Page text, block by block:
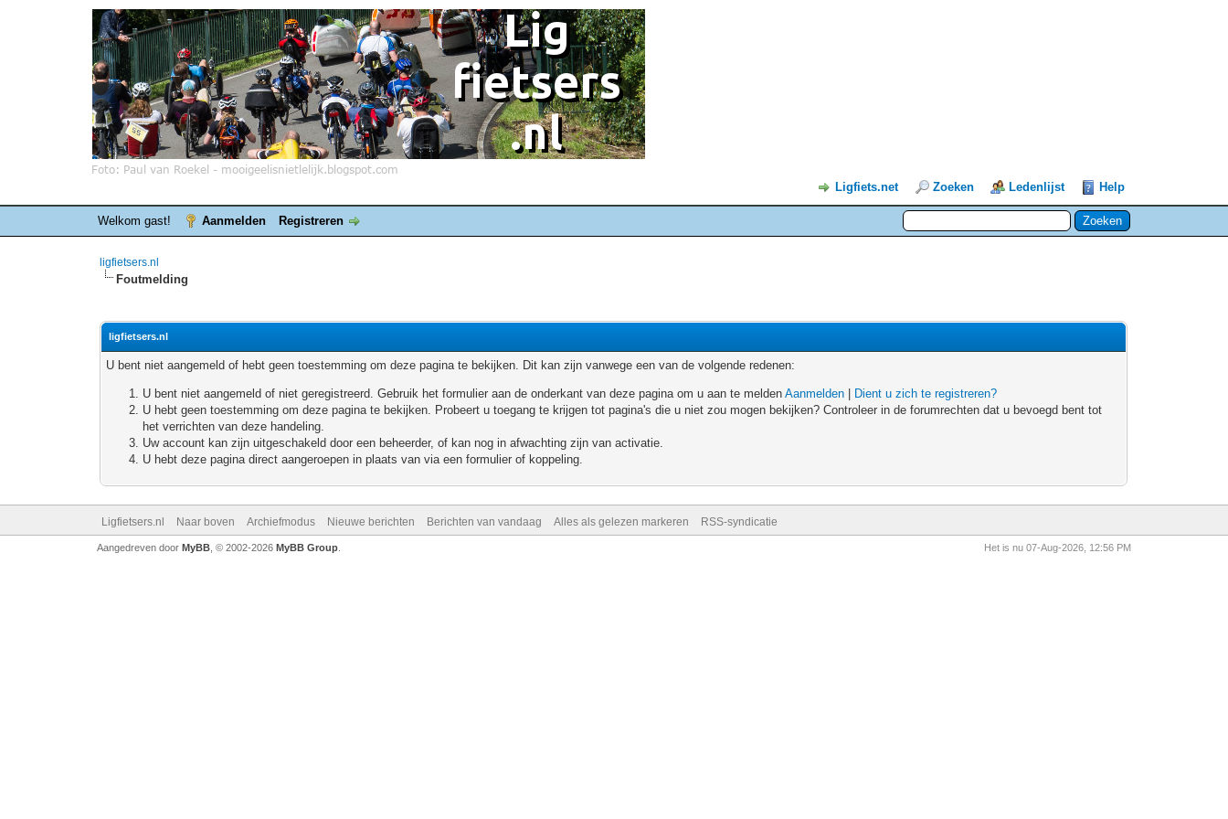
Ligfiets.net Zoeken Ledenlijst Help
Welkom gast! Aanmelden Registreren
ligfietsers.nl
Foutmelding
ligfietsers.nl
U bent niet aangemeld of hebt geen toestemming om deze pagina te bekijken. Dit kan zijn vanwege een van de volgende redenen:
U bent niet aangemeld of niet geregistreerd. Gebruik het formulier aan de onderkant van deze pagina om u aan te meldenAanmelden
Dient u zich te registreren?
U hebt geen toestemming om deze pagina te bekijken. Probeert u toegang te krijgen tot pagina's die u niet zou mogen bekijken? Controleer in de forumrechten dat u bevoegd bent tot
het verrichten van deze handeling.
Uw account kan zijn uitgeschakeld door een beheerder, of kan nog in afwachting zijn van activatie.
U hebt deze pagina direct aangeroepen in plaats van via een formulier of koppeling.
Ligfietsers.nl Naar boven Archiefmodus Nieuwe berichten Berichten van vandaag Alles als gelezen markeren RSS-syndicatie
Het is nu 07-Aug-2026, 12:56 PM
Aangedreven door MyBB, © 2002-2026 MyBB Group.